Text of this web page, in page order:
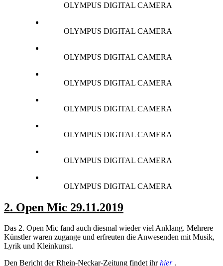
OLYMPUS DIGITAL CAMERA
OLYMPUS DIGITAL CAMERA
OLYMPUS DIGITAL CAMERA
OLYMPUS DIGITAL CAMERA
OLYMPUS DIGITAL CAMERA
OLYMPUS DIGITAL CAMERA
OLYMPUS DIGITAL CAMERA
OLYMPUS DIGITAL CAMERA
2. Open Mic 29.11.2019
Das 2. Open Mic fand auch diesmal wieder viel Anklang. Mehrere
Künstler waren zugange und erfreuten die Anwesenden mit Musik,
Lyrik und Kleinkunst.
Den Bericht der Rhein-Neckar-Zeitung findet ihrhier .